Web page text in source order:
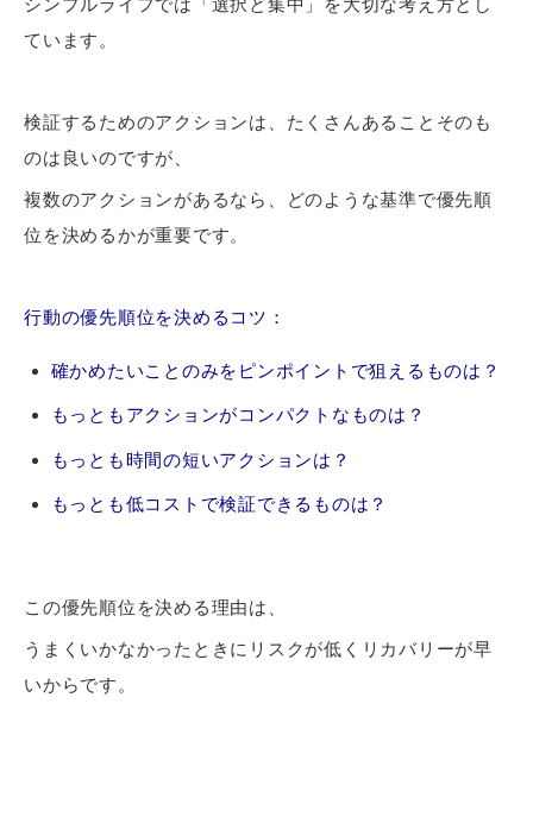
シンプルライフでは「選択と集中」を大切な考え方とし
ています。
検証するためのアクションは、たくさんあることそのも
のは良いのですが、
複数のアクションがあるなら、どのような基準で優先順
位を決めるかが重要です。
行動の優先順位を決めるコツ：
確かめたいことのみをピンポイントで狙えるものは？
もっともアクションがコンパクトなものは？
もっとも時間の短いアクションは？
もっとも低コストで検証できるものは？
この優先順位を決める理由は、
うまくいかなかったときにリスクが低くリカバリーが早
いからです。